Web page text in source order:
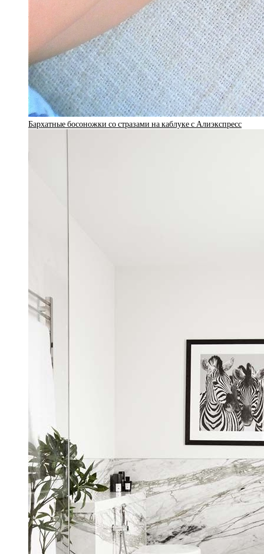
Бархатные босоножки со стразами на каблуке с Алиэкспресс